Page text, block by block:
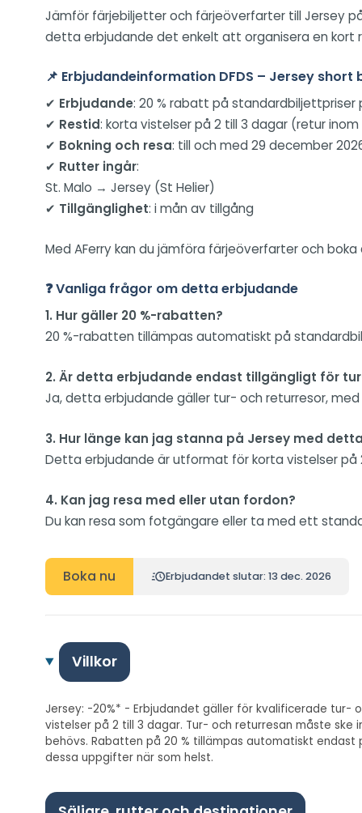
Jämför färjebiljetter och färjeöverfarter till Jersey
detta erbjudande det enkelt att organisera en kort
📌 Erbjudandeinformation DFDS – Jersey short
✔ Erbjudande: 20 % rabatt på standardbiljettpriser
✔ Restid: korta vistelser på 2 till 3 dagar (retur
✔ Bokning och resa: till och med 29 december
✔ Rutter ingår:
St. Malo → Jersey (St Helier)
✔ Tillgänglighet: i mån av tillgång
Med AFerry kan du jämföra färjeöverfarter och
❓ Vanliga frågor om detta erbjudande
1. Hur gäller 20 %-rabatten?
20 %-rabatten tillämpas automatiskt på
2. Är detta erbjudande endast tillgängligt för
Ja, detta erbjudande gäller tur- och returresor,
3. Hur länge kan jag stanna på Jersey med
Detta erbjudande är utformat för korta vistelser
4. Kan jag resa med eller utan fordon?
Du kan resa som fotgängare eller ta med ett
Boka nu Erbjudandet slutar: 13 dec. 2026
Villkor
Jersey: -20%* - Erbjudandet gäller för kvalificerade tur-
vistelser på 2 till 3 dagar. Tur- och returresan måste
behövs. Rabatten på 20 % tillämpas automatiskt
dessa uppgifter när som helst.